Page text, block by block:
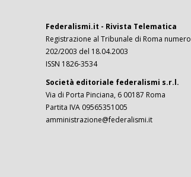
Federalismi.it - Rivista Telematica
Registrazione al Tribunale di Roma numero
202/2003 del 18.04.2003
ISSN 1826-3534
Società editoriale federalismi s.r.l.
Via di Porta Pinciana, 6 00187 Roma
Partita IVA 09565351005
amministrazione@federalismi.it